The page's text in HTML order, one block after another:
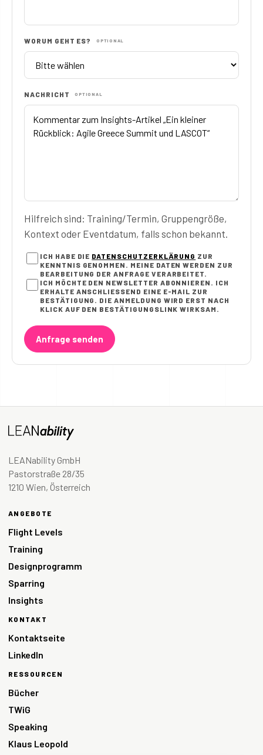
WORUM GEHT ES? OPTIONAL
NACHRICHT OPTIONAL
Hilfreich sind: Training/Termin, Gruppengröße,
Kontext oder Eventdatum, falls schon bekannt.
ICH HABE DIE DATENSCHUTZERKLÄRUNG ZUR
KENNTNIS GENOMMEN. MEINE DATEN WERDEN ZUR
BEARBEITUNG DER ANFRAGE VERARBEITET.
ICH MÖCHTE DEN NEWSLETTER ABONNIEREN. ICH
ERHALTE ANSCHLIESSEND EINE E-MAIL ZUR B
ESTÄTIGUNG. DIE ANMELDUNG WIRD ERST NACH K
LICK AUF DEN BESTÄTIGUNGSLINK WIRKSAM.
Anfrage senden
LEANability GmbH
Pastorstraße 28/35
1210 Wien, Österreich
ANGEBOTE
Flight Levels
Training
Designprogramm
Sparring
Insights
KONTAKT
Kontaktseite
LinkedIn
RESSOURCEN
Bücher
TWiG
Speaking
Klaus Leopold